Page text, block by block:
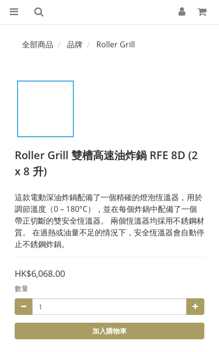
全部商品 品牌 Roller Grill
Roller Grill 雙槽高速油炸鍋 RFE 8D (2
x 8 升)
這款電動深油炸鍋配備了一個精確的燈泡恆溫器，用於
調節溫度（0 – 180°C），並在每個炸鍋中配備了一個
帶正切斷的雙安全恆溫器。 兩個恆溫器均採用不銹鋼材
質。 在過熱或油量不足的情況下，安全恆溫器會自動停
止不銹鋼炸鍋。
HK$6,068.00
數量
加入購物車